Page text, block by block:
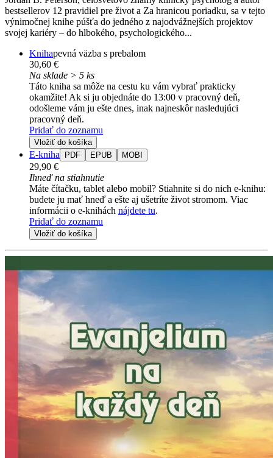
bestsellerov 12 pravidiel pre život a Za hranicou poriadku, sa v tejto
výnimočnej knihe púšťa do jedného z najodvážnejších projektov
svojej kariéry – do hlbokého, psychologického...
Knihapevná väzba s prebalom
30,60 €
Na sklade > 5 ks
Táto kniha sa môže na cestu ku vám vybrať prakticky
okamžite! Ak si ju objednáte do 13:00 v pracovný deň,
odošleme vám ju ešte dnes, inak najneskôr nasledujúci
pracovný deň.
Pridať do zoznamu
Vložiť do košíka
E-kniha PDF EPUB MOBI
29,90 €
Ihneď na stiahnutie
Máte čítačku, tablet alebo mobil? Stiahnite si do nich e-knihu:
budete ju mať hneď a ešte aj ušetríte život stromom. Viac
informácii o e-knihách nájdete tu.
Pridať do zoznamu
Vložiť do košíka